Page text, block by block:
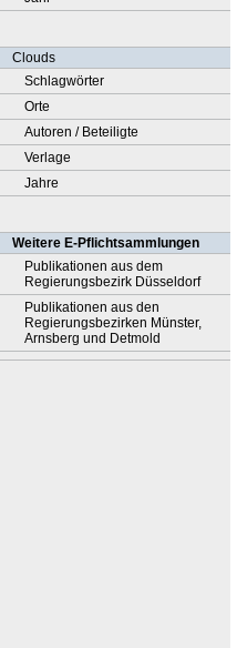
Clouds
Schlagwörter
Orte
Autoren / Beteiligte
Verlage
Jahre
Weitere E-Pflichtsammlungen
Publikationen aus dem
Regierungsbezirk Düsseldorf
Publikationen aus den
Regierungsbezirken Münster,
Arnsberg und Detmold